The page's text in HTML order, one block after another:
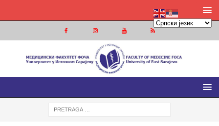
МЕДИЦИНСКИ ФАКУЛТЕТ ФОЧА
МЕДИЦИНСКИ ФАКУЛТЕТ УНИВЕРЗИТЕТА У ИСТОЧНОМ